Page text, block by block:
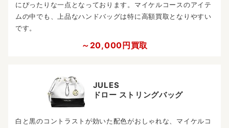
にぴったりな一点となっております。マイケルコースのアイテ
ムの中でも、上品なハンドバッグは特に高額買取となりやすい
です。
～20,000円買取
JULES
ドロー ストリングバッグ
白と黒のコントラストが効いた配色がおしゃれな、マイケルコ